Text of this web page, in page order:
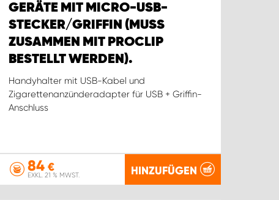
GERÄTE MIT MICRO-USB-
STECKER/GRIFFIN (MUSS
ZUSAMMEN MIT PROCLIP
BESTELLT WERDEN).
Handyhalter mit USB-Kabel und
Zigarettenanzünderadapter für USB + Griffin-
Anschluss
84 €
EXKL. 21 % MWST. HINZUFÜGEN